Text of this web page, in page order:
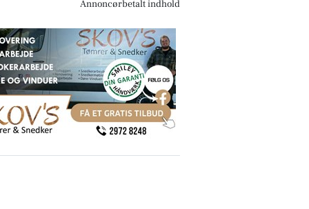
Annoncørbetalt indhold